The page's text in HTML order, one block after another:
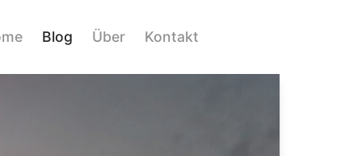
Blog Über Kontakt